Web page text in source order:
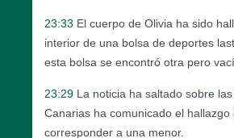
23:33 El cuerpo de Olivia ha sido
interior de una bolsa de deportes
esta bolsa se encontró otra pero
23:29 La noticia ha saltado sobre
Canarias ha comunicado el
corresponder a una menor.